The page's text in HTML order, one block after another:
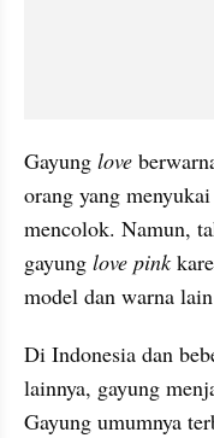
Gayung love
orang yang
mencolok. Namun,
gayung love pink
model dan warna
Di Indonesia dan
lainnya, gayung
Gayung umumnya